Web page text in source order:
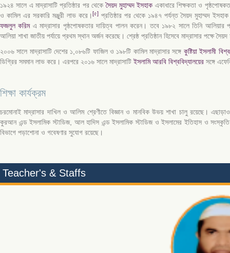
১৯২৪ সালে এ মাদ্রাসাটি প্রতিষ্ঠার পর থেকেসৈয়দ মুহাম্মদ ইসহাক একাধারে শিক্ষকতা ও
ও কামিল এর সরকারি মঞ্জুরী লাভ করে।[৫] প্রতিষ্ঠার পর থেকে ১৯৪৭ পর্যন্ত সৈয়দ মুহাম্মদ
ফজলুল করিমএ মাদ্রাসার পৃষ্ঠপোষকতার দায়িত্ব পালন করেন। তবে ১৯৮২ সালে তিনি আলিয়ার
আলিয়া শাখা জাতীয় পর্যায়ে প্রথম স্থান অর্জন করেছে। শ্রেষ্ঠ প্রতিষ্ঠান হিসেবে মাদ্রাসার পক্ষে
২০০৬ সালে মাদ্রাসাটি দেশের ১,০৮৬টি ফাজিল ও ১৯৮টি কামিল মাদ্রাসার সঙ্গে কুষ্টিয়া ইসলামী
ডিগ্রির সমমান লাভ করে। এরপরে ২০১৬ সালে মাদ্রাসাটিইসলামি আরবি বিশ্ববিদ্যালয়ের সঙ্গে
শিক্ষা কার্যক্রম
চরমোনাই মাদ্রাসার দাখিল ও আলিম শ্রেণীতে বিজ্ঞান ও মানবিক উভয় শাখা চালু রয়েছে।
কুরআন এন্ড ইসলামিক স্টাডিজ, আল হাদিস এন্ড ইসলামিক স্টাডিজ ও ইসলামের ইতিহাস ও সংস্কৃতি
বিভাগে পড়াশোনা ও গবেষণার সুযোগ রয়েছে।
Teacher's & Staffs